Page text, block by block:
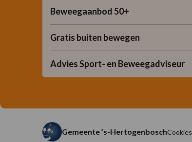
Beweegaanbod 50+
Gratis buiten bewegen
Advies Sport- en Beweegadviseur
Gemeente ’s-HertogenboschCookies